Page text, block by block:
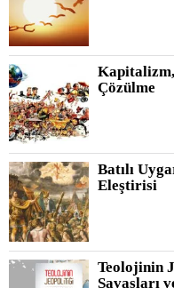
Kapitalizm,
Çözülme
Batılı
Eleştirisi
Teolojinin
Savaşları